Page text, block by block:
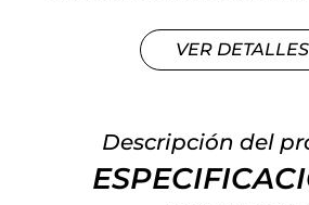
VER DETALLES
Descripción del